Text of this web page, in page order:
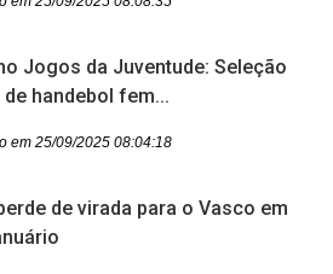
Jogos da Juventude: Seleção
de handebol fem...
em 25/09/2025 08:04:18
de virada para o Vasco em